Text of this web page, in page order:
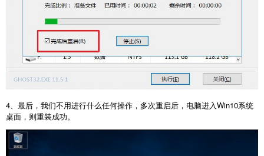
4、最后，我们不用进行什么任何操作，多次重启后，电脑进入Win10系统
桌面，则重装成功。